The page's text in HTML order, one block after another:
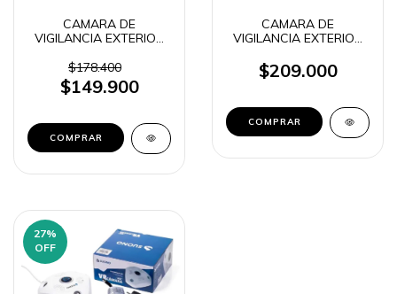
CAMARA DE
VIGILANCIA EXTERIOR
$178.400
$149.900
CAMARA DE
VIGILANCIA EXTERIOR
EZVIZ C8C
$209.000
27%
OFF